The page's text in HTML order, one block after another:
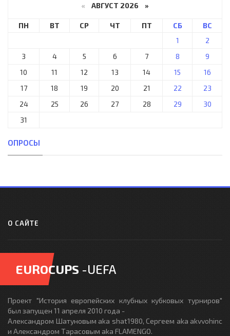
« АВГУСТ 2026 »
ПН ВТ СР ЧТ ПТ СБ
ВС
1
2
3
4 5 6 7 8
9
10
11 12 13 14 15
16
17
18 19 20 21 22
23
24
25 26 27 28 29
30
31
ОПРОСЫ
О САЙТЕ
EUROCUPS -UEFA
Проект "История европейских клубных кубковых турниров"
был запущен 11 апреля 2010 года -
Александром Шатуновым aka shat1980, Сергеем aka akvvohinc
и Александром Тарасовым aka FLAMENGO.